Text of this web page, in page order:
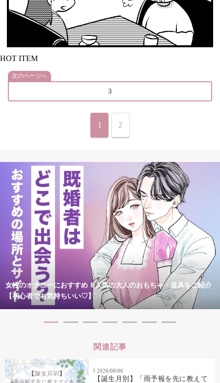
HOT ITEM
次のページへ
3
1 2
女性のオナニーにおすすめ！人気の大人のおもちゃ・道具をご紹介
【初心者でも気持ちいい♡】
関連記事
2026/08/06
【誕生月別】「雨予報を先に教えて